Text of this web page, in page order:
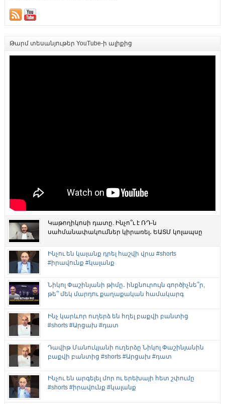
Թարմ տեսանյութեր YouTube-ի ալիքից
Կաթողիկոսի դատը. Ինչո՞ւ է ՌԴ-ն
սահմանափակումներ կիրառել․ ԵԱՏՄ կոլապսը
Ինչու են կալանք դրել հաշվի վրա #shorts
#իրավունք #կալանք
Նիկոլ Փաշինյանի թիմը․ ինքնուրույն գործիչնե՞ր,
թե՞ մեկ մարդու քաղաքական համակարգ
Ինչ կարևոր ուղերձ են հղել բաքվի բանտից
#shorts #Արցախ #դատ
Դավիթ Մանուկյանի ուղերձը Նիկոլ Փաշինյանին
բաքվի բանտից #shorts #Արցախ #դատ
Ինչու են արգելել մոր ու երեխայի հետ շփումը
#shorts #իրավունք #կալանք